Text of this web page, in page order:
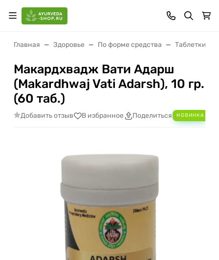
Главная Здоровье По форме средства Таблетки
Макардхвадж Вати Адарш
(Makardhwaj Vati Adarsh), 10 гр.
(60 таб.)
Добавить отзыв В избранное Поделиться НОВИНКА